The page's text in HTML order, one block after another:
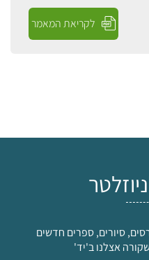
לקריאת המאמר
סיורים, ספרים חדשים
אצלנו ב'יד'